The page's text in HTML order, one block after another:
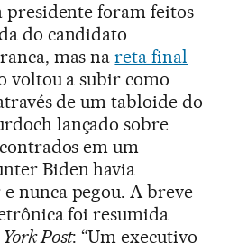
presidente foram feitos
do candidato
mas nareta final
voltou a subir como
de um tabloide do
lançado sobre
em um
Biden havia
nunca pegou. A breve
foi resumida
Post: “Um executivo